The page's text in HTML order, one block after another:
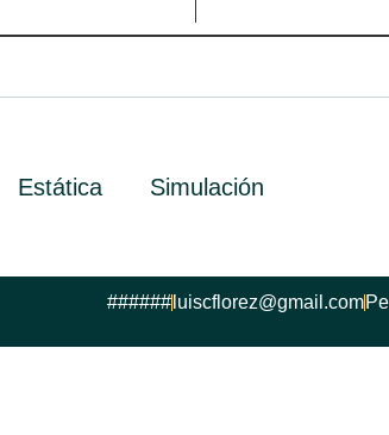
Estática Simulación
###### luiscflorez@gmail.com